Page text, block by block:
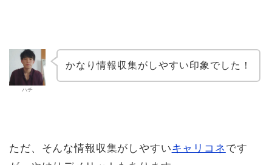
ハチ
かなり情報収集がしやすい印象でした！
ただ、そんな情報収集がしやすいキャリコネです